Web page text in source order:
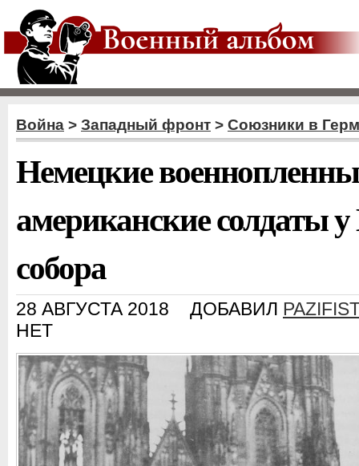
Война > Западный фронт > Союзники в
Немецкие
американские солдаты
собора
28 АВГУСТА 2018 ДОБАВИЛ
НЕТ